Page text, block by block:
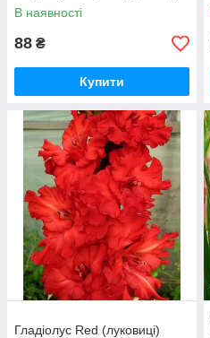
В наявності
88 ₴
Купити
Гладіолус Red (луковиці)